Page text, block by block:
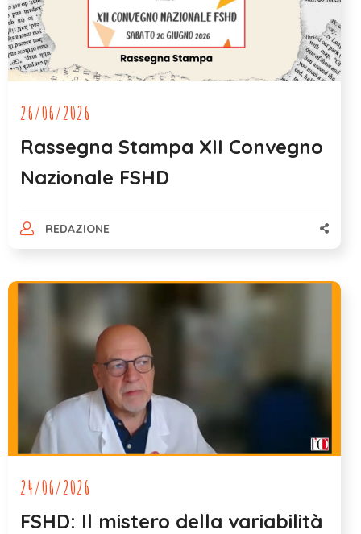
26/06/2026
Rassegna Stampa XII Convegno
Nazionale FSHD
REDAZIONE
24/06/2026
FSHD: Il mistero della variabilità